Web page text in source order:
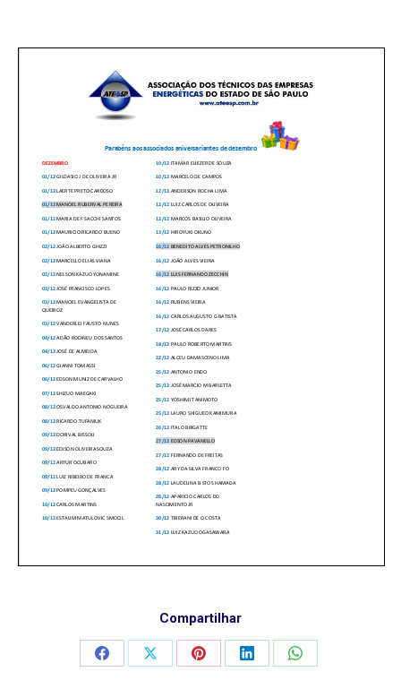
Compartilhar
CompartilharCompartilharCompartilharCompartilharCompartilhar